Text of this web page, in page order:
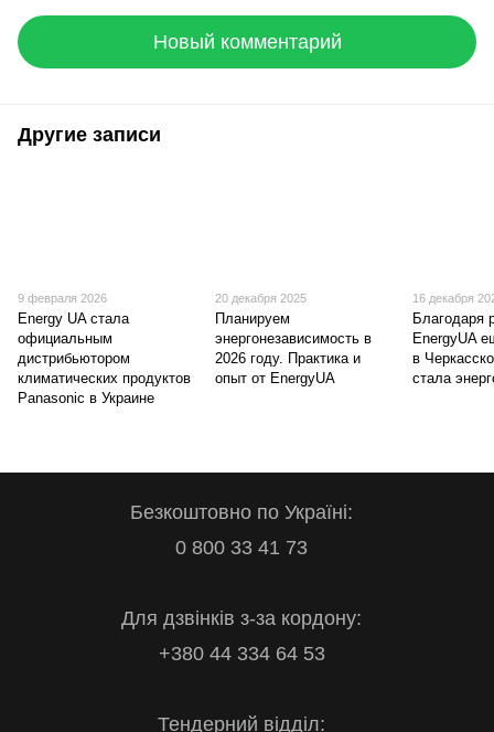
Новый комментарий
Другие записи
9 февраля 2026
Energy UA стала
официальным
дистрибьютором
климатических продуктов
Panasonic в Украине
20 декабря 2025
Планируем
энергонезависимость в
2026 году. Практика и
опыт от EnergyUA
16 декабря
Благодаря
EnergyUA
в
стала
Безкоштовно по Україні:
0 800 33 41 73
Для дзвінків з-за кордону:
+380 44 334 64 53
Тендерний відділ: